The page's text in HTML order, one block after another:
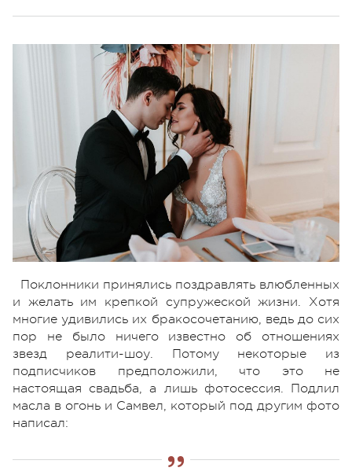
Поклонники принялись поздравлять влюбленных
и желать им крепкой супружеской жизни. Хотя
многие удивились их бракосочетанию, ведь до сих
пор не было ничего известно об отношениях
звезд реалити-шоу. Потому некоторые из
подписчиков предположили, что это не
настоящая свадьба, а лишь фотосессия. Подлил
масла в огонь и Самвел, который под другим фото
написал: